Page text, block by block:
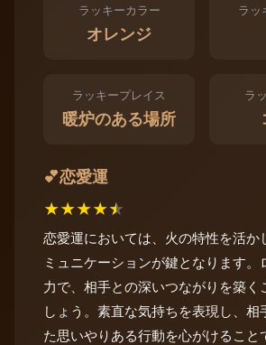
ラッキーカラー
オレンジ
ラッ
ラッキープレイス
暖炉のある場所
ラ
💕恋愛運
★★★★★
恋愛運においては、火の特性を活か
ミュニケーションが鍵となります。
力で、相手との深いつながりを築く
しょう。素直な気持ちを表現し、相
た思いやりある行動を心がけること